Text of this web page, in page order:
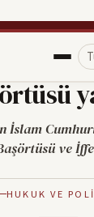
İslam
ve
HUKUK VE